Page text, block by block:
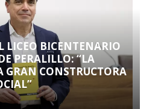
LICEO BICENTENARIO
PERALILLO: “LA
GRAN CONSTRUCTORA